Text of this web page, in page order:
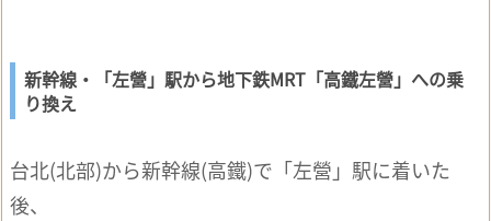
新幹線・「左營」駅から地下鉄MRT「高鐵左營」への乗
り換え
台北(北部)から新幹線(高鐵)で「左營」駅に着いた
後、